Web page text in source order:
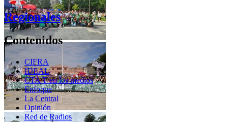
Regionales
Contenidos
CIFRA
IDEAL
CTA T en los medios
Enfoque
La Central
Opinión
Red de Radios